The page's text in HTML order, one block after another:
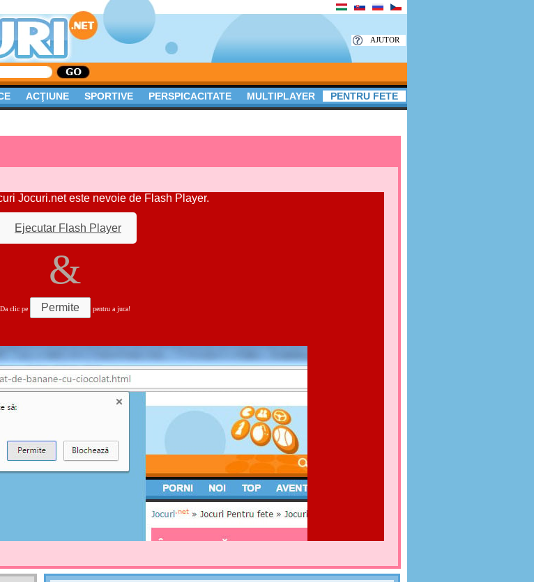
Jocuri.net este nevoie de Flash Player.
Ejecutar Flash Player
&
Da clic pe Permite pentru a juca!
BOMBONELE ȘI DULCIURI
Acest joc nu are descrieri
ÎMBRACĂ-L PE JUSTIN BIEBER
Justin Bieber și-a început cariera sa in 2007 prin a cânta cover-uri ale unor
melodii celebre, cântate de către Stevie Wonder și Usher. El și-s pus filmulețele
sale pe Youtube. Restul e istorie! Azi Justin est e unul dintre cei mai celebri
cântăreți canadieni. În acest joc ai șansa de a-l aranja și îmbrăca pentru unul
dintre concertele sale. Caută și o limuzină care să îl ducă la concert. Distracție
plăcută!
TESSA'S HAMBURGER
ACŢIUNE SPORTIVE PERSPICACITATE MULTIPLAYER PENTRU FETE
AJUTOR